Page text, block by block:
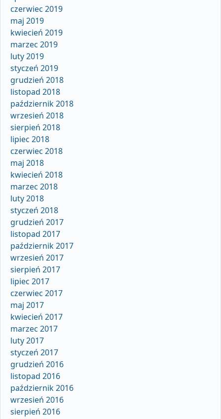
czerwiec 2019
maj 2019
kwiecień 2019
marzec 2019
luty 2019
styczeń 2019
grudzień 2018
listopad 2018
październik 2018
wrzesień 2018
sierpień 2018
lipiec 2018
czerwiec 2018
maj 2018
kwiecień 2018
marzec 2018
luty 2018
styczeń 2018
grudzień 2017
listopad 2017
październik 2017
wrzesień 2017
sierpień 2017
lipiec 2017
czerwiec 2017
maj 2017
kwiecień 2017
marzec 2017
luty 2017
styczeń 2017
grudzień 2016
listopad 2016
październik 2016
wrzesień 2016
sierpień 2016